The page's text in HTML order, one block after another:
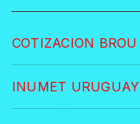
COTIZACION BROU
INUMET URUGUAY